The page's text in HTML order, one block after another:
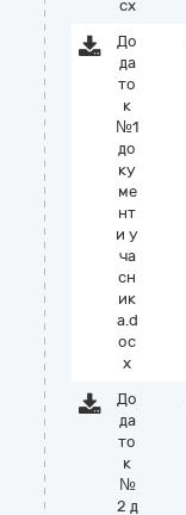
cx
До
да
то
к
№1
до
ку
ме
нт
и у
ча
сн
ик
а.d
oc
x
До
да
то
к
№
2 д